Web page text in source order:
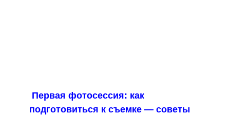
Первая фотосессия: как
подготовиться к съемке — советы